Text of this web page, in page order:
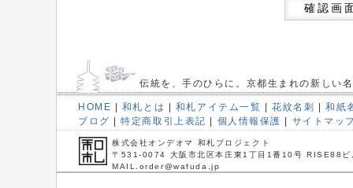
確認画
伝統を、手のひらに。京都生まれの新しい
HOME | 和札とは | 和札アイテム一覧 | 花紋名刺 | 和紙
ブログ | 特定商取引上表記 | 個人情報保護 | サイトマッ
株式会社オンデオマ 和札プロジェクト
〒531-0074 大阪市北区本庄東1丁目1番10号 RISE88ビ
MAIL.order@wafuda.jp